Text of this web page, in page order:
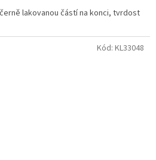
lakovanou částí na konci, tvrdost
Kód: KL33048